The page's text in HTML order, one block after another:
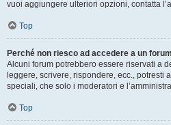
vuoi aggiungere ulteriori opzioni, contatta
Top
Perché non riesco ad accedere a un
Alcuni forum potrebbero essere riservati a
leggere, scrivere, rispondere, ecc., potresti
speciali, che solo i moderatori e
Top